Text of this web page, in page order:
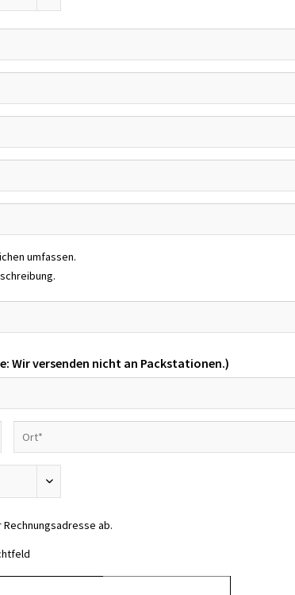
umfassen.
Wir versenden nicht an Packstationen.)
ab.